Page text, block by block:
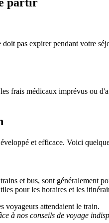
pas expirer pendant votre
frais médicaux imprévus ou
et efficace. Voici
et bus, sont généralement
pour les horaires et les
à nos conseils de voyage